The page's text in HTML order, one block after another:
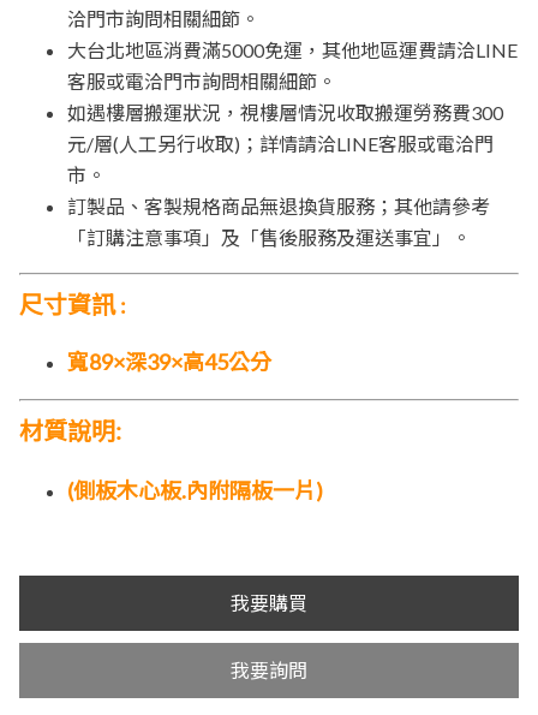
洽門市詢問相關細節。
大台北地區消費滿5000免運，其他地區運費請洽LINE
客服或電洽門市詢問相關細節。
如遇樓層搬運狀況，視樓層情況收取搬運勞務費300
元/層(人工另行收取)；詳情請洽LINE客服或電洽門
市。
訂製品、客製規格商品無退換貨服務；其他請參考
「訂購注意事項」及「售後服務及運送事宜」。
尺寸資訊:
寬89×深39×高45公分
材質說明:
(側板木心板.內附隔板一片)
我要購買
我要詢問